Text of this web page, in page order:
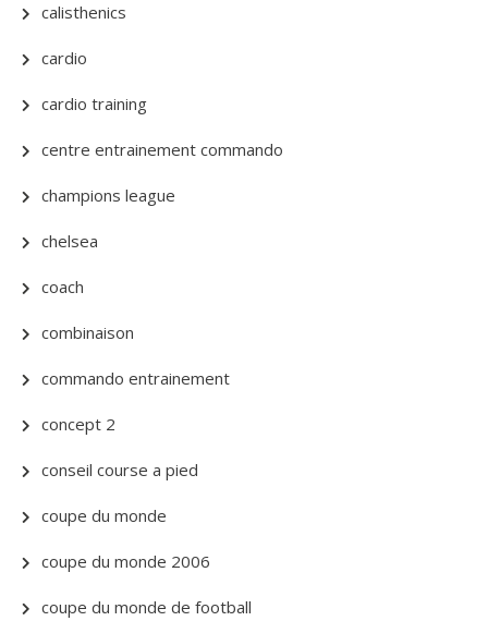
calisthenics
cardio
cardio training
centre entrainement commando
champions league
chelsea
coach
combinaison
commando entrainement
concept 2
conseil course a pied
coupe du monde
coupe du monde 2006
coupe du monde de football